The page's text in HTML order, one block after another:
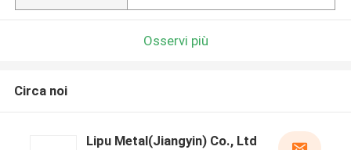
Osservi più
Circa noi
Lipu Metal(Jiangyin) Co., Ltd